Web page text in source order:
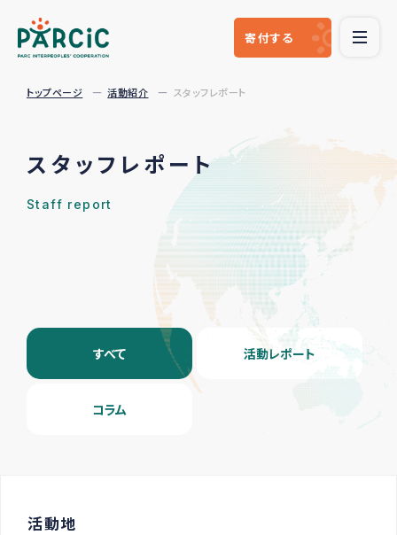
寄付する
トップページ 活動紹介 スタッフレポート
スタッフレポート
Staff report
すべて 活動レポート
コラム
活動地